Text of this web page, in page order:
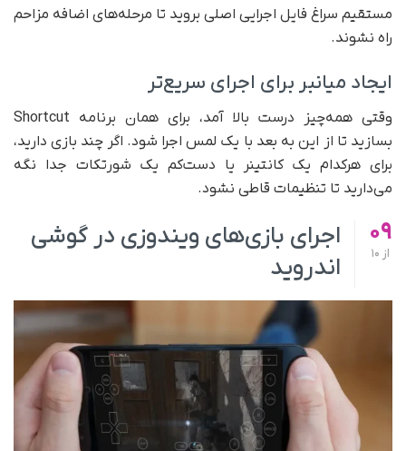
مستقیم سراغ فایل اجرایی اصلی بروید تا مرحله‌های اضافه مزاحم
راه نشوند.
ایجاد میانبر برای اجرای سریع‌تر
وقتی همه‌چیز درست بالا آمد، برای همان برنامه Shortcut
بسازید تا از این به بعد با یک لمس اجرا شود. اگر چند بازی دارید،
برای هرکدام یک کانتینر یا دست‌کم یک شورتکات جدا نگه
می‌دارید تا تنظیمات قاطی نشود.
09
از
اجرای بازی‌های ویندوزی در گوشی
اندروید